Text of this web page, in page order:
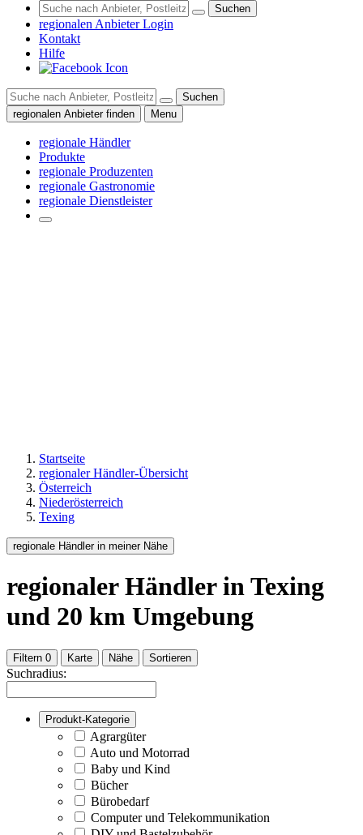
Suchen
regionalen Anbieter Login
Kontakt
Hilfe
Suchen
regionalen Anbieter finden
Menu
regionale Händler
Produkte
regionale Produzenten
regionale Gastronomie
regionale Dienstleister
Startseite
regionaler Händler-Übersicht
Österreich
Niederösterreich
Texing
regionale Händler in meiner Nähe
regionaler Händler in Texing
und 20 km Umgebung
Filtern 0 Karte Nähe Sortieren
Suchradius:
Produkt-Kategorie
Agrargüter
Auto und Motorrad
Baby und Kind
Bücher
Bürobedarf
Computer und Telekommunikation